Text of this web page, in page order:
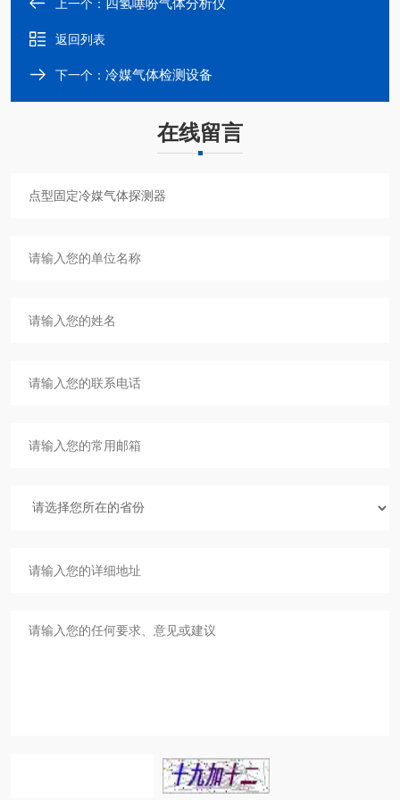
上一个： 四氢噻吩气体分析仪
返回列表
下一个： 冷媒气体检测设备
在线留言